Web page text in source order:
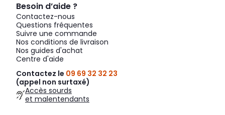
Besoin d’aide ?
Contactez-nous
Questions fréquentes
Suivre une commande
Nos conditions de livraison
Nos guides d'achat
Centre d'aide
Contactez le 09 69 32 32 23
(appel non surtaxé)
Accès sourds
et malentendants